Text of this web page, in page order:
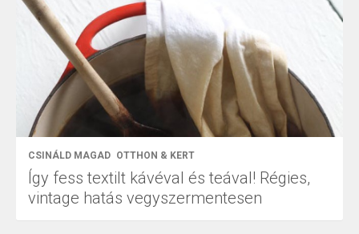
CSINÁLD MAGAD OTTHON & KERT
Így fess textilt kávéval és teával! Régies,
vintage hatás vegyszermentesen